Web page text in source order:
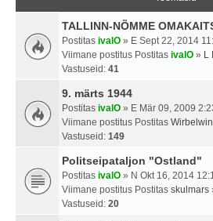
TALLINN-NÕMME
Postitas ivalO » E Sept 22, 2014
Viimane postitus Postitas ivalO » L
Vastuseid: 41
9. märts 1944
Postitas ivalO » E Mär 09, 2009
Viimane postitus Postitas
Vastuseid: 149
Politseipataljon "Ostland"
Postitas ivalO » N Okt 16, 2014
Viimane postitus Postitas skulmars
Vastuseid: 20